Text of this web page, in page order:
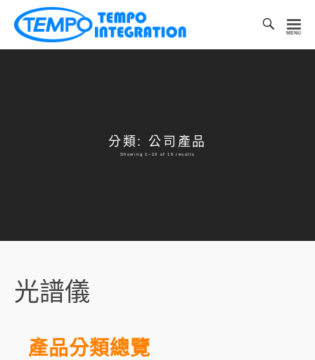
凱
分類: 公司產品
Showing 1–10 of 15 results
光譜儀
產品分類總覽